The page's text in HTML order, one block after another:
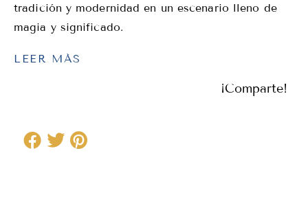
tradición y modernidad en un escenario lleno de
magia y significado.
LEER MÁS
¡Comparte!